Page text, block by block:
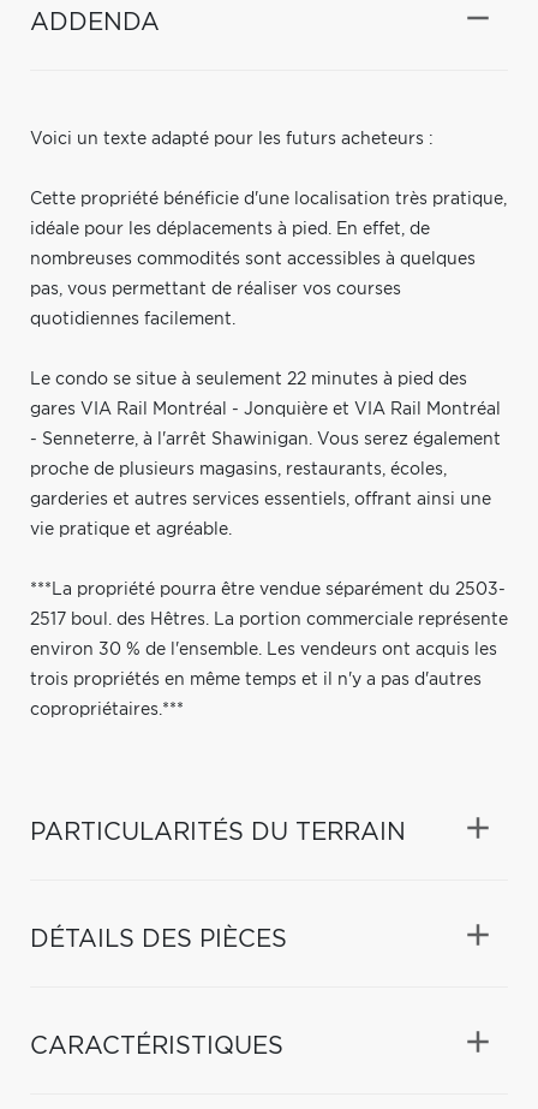
ADDENDA
Voici un texte adapté pour les futurs acheteurs :
Cette propriété bénéficie d'une localisation très pratique,
idéale pour les déplacements à pied. En effet, de
nombreuses commodités sont accessibles à quelques
pas, vous permettant de réaliser vos courses
quotidiennes facilement.
Le condo se situe à seulement 22 minutes à pied des
gares VIA Rail Montréal - Jonquière et VIA Rail Montréal
- Senneterre, à l'arrêt Shawinigan. Vous serez également
proche de plusieurs magasins, restaurants, écoles,
garderies et autres services essentiels, offrant ainsi une
vie pratique et agréable.
***La propriété pourra être vendue séparément du 2503-
2517 boul. des Hêtres. La portion commerciale représente
environ 30 % de l'ensemble. Les vendeurs ont acquis les
trois propriétés en même temps et il n'y a pas d'autres
copropriétaires.***
PARTICULARITÉS DU TERRAIN
DÉTAILS DES PIÈCES
CARACTÉRISTIQUES